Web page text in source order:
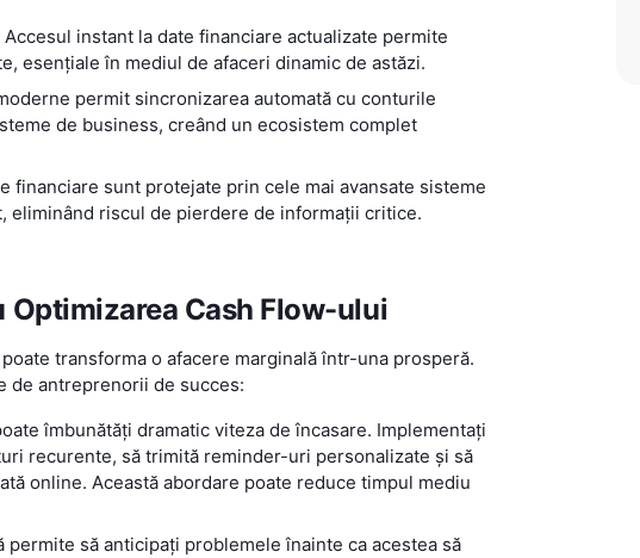
instant la date financiare actualizate permite
esențiale în mediul de afaceri dinamic de astăzi.
permit sincronizarea automată cu conturile
de business, creând un ecosistem complet
financiare sunt protejate prin cele mai avansate sisteme
eliminând riscul de pierdere de informații critice.
Cash Flow-ului
transforma o afacere marginală într-una prosperă.
de antreprenorii de succes:
îmbunătăți dramatic viteza de încasare. Implementați
recurente, să trimită reminder-uri personalizate și să
online. Această abordare poate reduce timpul mediu
să anticipați problemele înainte ca acestea să